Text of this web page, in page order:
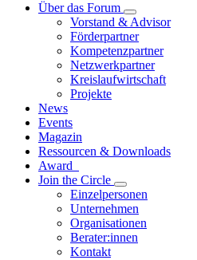
Über das Forum
Vorstand & Advisor
Förderpartner
Kompetenzpartner
Netzwerkpartner
Kreislaufwirtschaft
Projekte
News
Events
Magazin
Ressourcen & Downloads
Award
Join the Circle
Einzelpersonen
Unternehmen
Organisationen
Berater:innen
Kontakt